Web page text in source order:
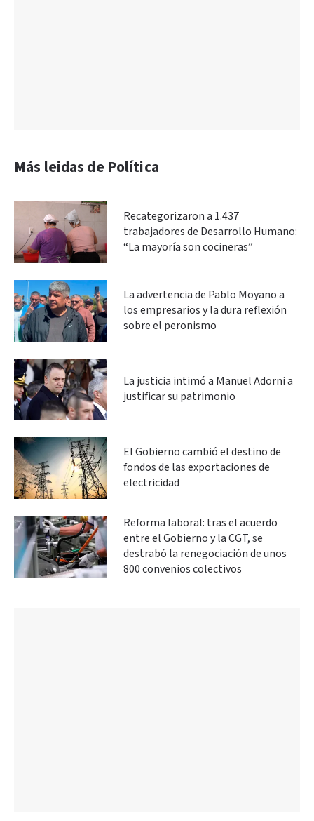
Más leidas de Política
Recategorizaron a 1.437
trabajadores de Desarrollo Humano:
“La mayoría son cocineras”
La advertencia de Pablo Moyano a
los empresarios y la dura reflexión
sobre el peronismo
La justicia intimó a Manuel Adorni a
justificar su patrimonio
El Gobierno cambió el destino de
fondos de las exportaciones de
electricidad
Reforma laboral: tras el acuerdo
entre el Gobierno y la CGT, se
destrabó la renegociación de unos
800 convenios colectivos